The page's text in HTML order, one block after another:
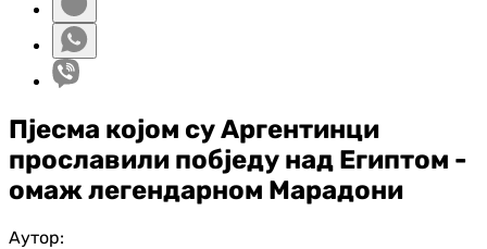
Пјесма којом су Аргентинци
прославили побједу над Египтом -
омаж легендарном Марадони
Аутор: